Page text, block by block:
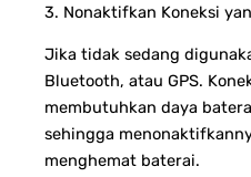
3. Nonaktifkan Koneksi
Jika tidak sedang
Bluetooth, atau GPS.
membutuhkan daya
sehingga
menghemat baterai.